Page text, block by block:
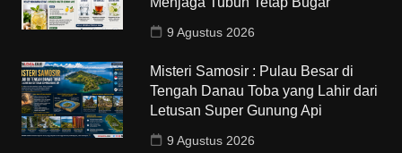
9 Agustus 2026
Misteri Samosir : Pulau Besar di
Tengah Danau Toba yang Lahir dari
Letusan Super Gunung Api
9 Agustus 2026